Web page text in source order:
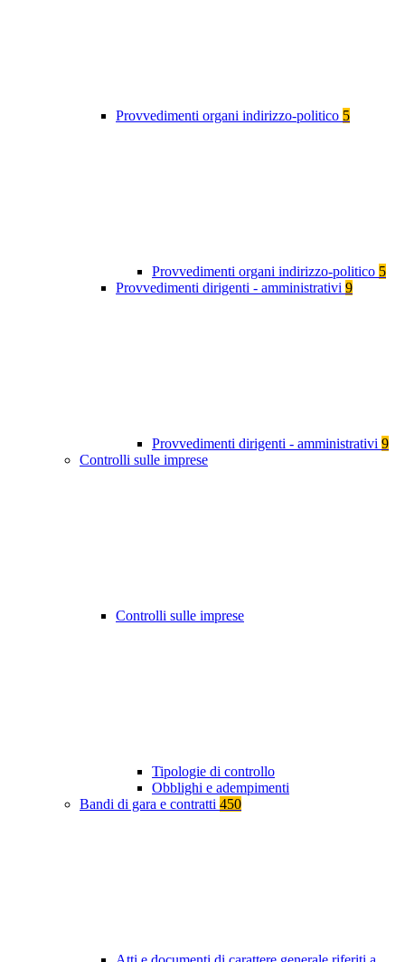
Provvedimenti organi indirizzo-politico 5
Provvedimenti organi indirizzo-politico 5
Provvedimenti dirigenti - amministrativi 9
Provvedimenti dirigenti - amministrativi 9
Controlli sulle imprese
Controlli sulle imprese
Tipologie di controllo
Obblighi e adempimenti
Bandi di gara e contratti 450